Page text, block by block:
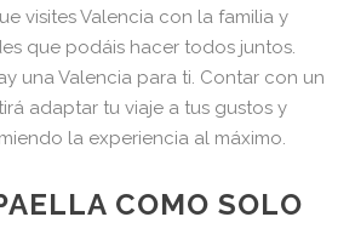
visites Valencia con la familia y
que podáis hacer todos juntos.
una Valencia para ti. Contar con un
adaptar tu viaje a tus gustos y
la experiencia al máximo.
COMO SOLO